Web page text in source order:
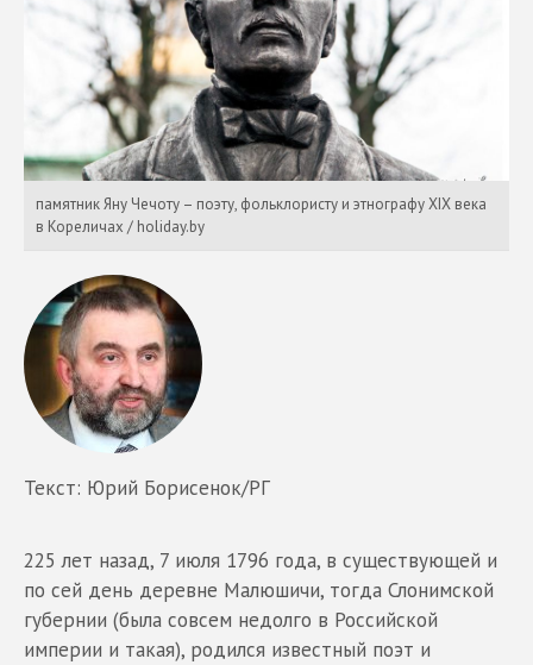
памятник Яну Чечоту – поэту, фольклористу и этнографу XIX века
в Кореличах / holiday.by
Текст: Юрий Борисенок/РГ
225 лет назад, 7 июля 1796 года, в существующей и
по сей день деревне Малюшичи, тогда Слонимской
губернии (была совсем недолго в Российской
империи и такая), родился известный поэт и